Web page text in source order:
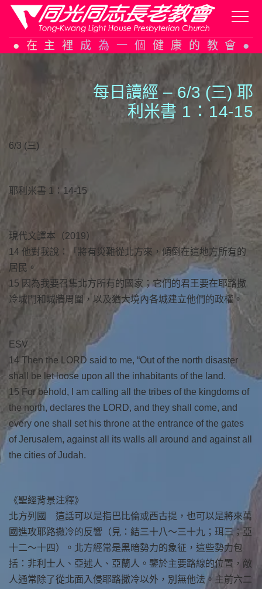
Skip
to
在主裡成為一個健康的教會
每日讀經 – 6/3 (三) 耶
利米書 1 ： 14-15
6/3 (三)
耶利米書 1：14-15
現代文譯本（2019）
14 他對我說：「將有災難從北方來，傾倒在這地方所有的
居民。
15 因為我要召集北方所有的國家；它們的君王要在耶路撒
冷城門和城牆周圍，以及猶大境內各城建立他們的政權。
ESV
14 Then the LORD said to me, “Out of the north disaster
shall be let loose upon all the inhabitants of the land.
15 For behold, I am calling all the tribes of the kingdoms of
the north, declares the LORD, and they shall come, and
every one shall set his throne at the entrance of the gates
of Jerusalem, against all its walls all around and against all
the cities of Judah.
《聖經背景注釋》
北方列國 這話可以是指巴比倫或西古提，也可以是將來萬
國進攻耶路撒冷的反響（見：結三十八～三十九；珥三；亞
十二～十四）。北方經常是黑暗勢力的象征，這些勢力包
括：非利士人、亞述人、亞蘭人。鑒於主要路線的位置，敵
人通常除了從北面入侵耶路撒冷以外，別無他法。主前六二